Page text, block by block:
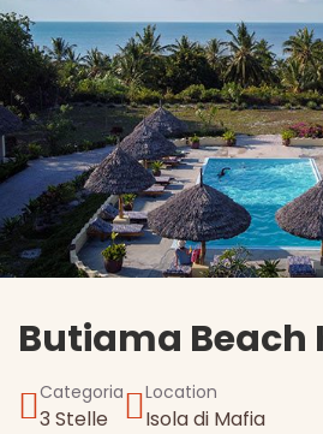
Butiama Beach
Categoria
3 Stelle
Location
Isola di Mafia